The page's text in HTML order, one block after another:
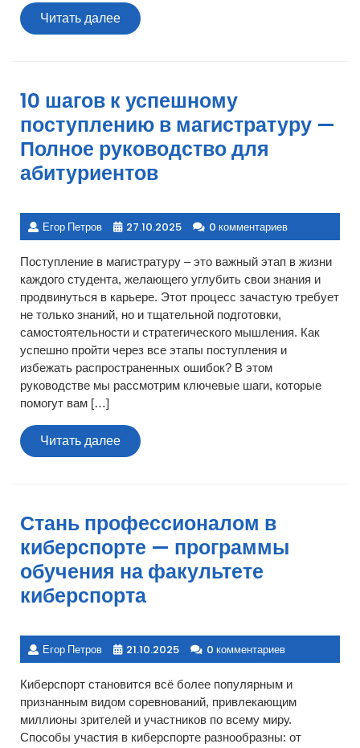
Читать далееЧитать
далее
10 шагов к успешному
поступлению в магистратуру —
Полное руководство для
абитуриентов
Егор Петров 27.10.2025 0 комментариев
Поступление в магистратуру – это важный этап в жизни
каждого студента, желающего углубить свои знания и
продвинуться в карьере. Этот процесс зачастую требует
не только знаний, но и тщательной подготовки,
самостоятельности и стратегического мышления. Как
успешно пройти через все этапы поступления и
избежать распространенных ошибок? В этом
руководстве мы рассмотрим ключевые шаги, которые
помогут вам […]
Читать далееЧитать
далее
Стань профессионалом в
киберспорте — программы
обучения на факультете
киберспорта
Егор Петров 21.10.2025 0 комментариев
Киберспорт становится всё более популярным и
признанным видом соревнований, привлекающим
миллионы зрителей и участников по всему миру.
Способы участия в киберспорте разнообразны: от